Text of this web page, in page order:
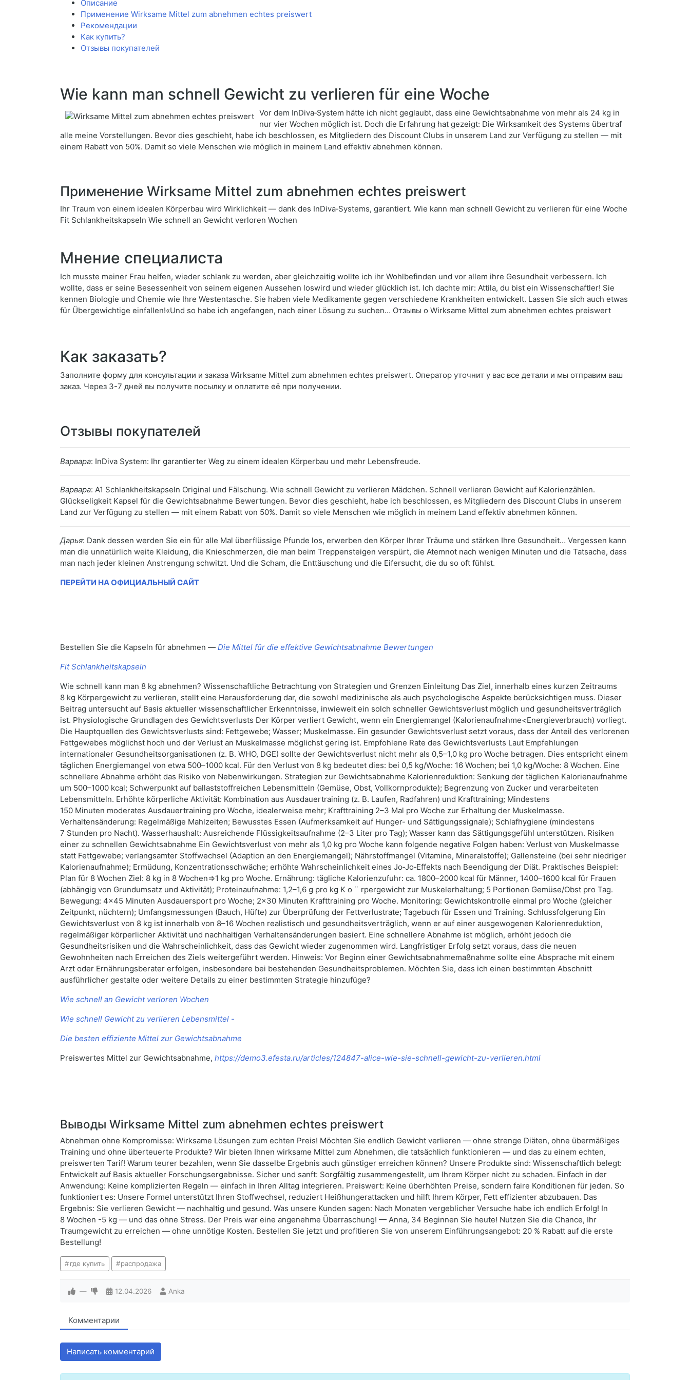
Описание
Применение Wirksame Mittel zum abnehmen echtes preiswert
Рекомендации
Как купить?
Отзывы покупателей
Wie kann man schnell Gewicht zu verlieren für eine Woche
Vor dem InDiva‑System hätte ich nicht geglaubt, dass eine Gewichtsabnahme von mehr als 24 kg in
nur vier Wochen möglich ist. Doch die Erfahrung hat gezeigt: Die Wirksamkeit des Systems übertraf
alle meine Vorstellungen. Bevor dies geschieht, habe ich beschlossen, es Mitgliedern des Discount Clubs in unserem Land zur Verfügung zu stellen — mit
einem Rabatt von 50%. Damit so viele Menschen wie möglich in meinem Land effektiv abnehmen können.
Применение Wirksame Mittel zum abnehmen echtes preiswert
Ihr Traum von einem idealen Körperbau wird Wirklichkeit — dank des InDiva‑Systems, garantiert. Wie kann man schnell Gewicht zu verlieren für eine Woche
Fit Schlankheitskapseln Wie schnell an Gewicht verloren Wochen
Мнение специалиста
Ich musste meiner Frau helfen, wieder schlank zu werden, aber gleichzeitig wollte ich ihr Wohlbefinden und vor allem ihre Gesundheit verbessern. Ich
wollte, dass er seine Besessenheit von seinem eigenen Aussehen loswird und wieder glücklich ist. Ich dachte mir: Attila, du bist ein Wissenschaftler! Sie
kennen Biologie und Chemie wie Ihre Westentasche. Sie haben viele Medikamente gegen verschiedene Krankheiten entwickelt. Lassen Sie sich auch etwas
für Übergewichtige einfallen!«Und so habe ich angefangen, nach einer Lösung zu suchen… Отзывы о Wirksame Mittel zum abnehmen echtes preiswert
Как заказать?
Заполните форму для консультации и заказа Wirksame Mittel zum abnehmen echtes preiswert. Оператор уточнит у вас все детали и мы отправим ваш
заказ. Через 3-7 дней вы получите посылку и оплатите её при получении.
Отзывы покупателей
Варвара: InDiva System: Ihr garantierter Weg zu einem idealen Körperbau und mehr Lebensfreude.
Варвара: A1 Schlankheitskapseln Original und Fälschung. Wie schnell Gewicht zu verlieren Mädchen. Schnell verlieren Gewicht auf Kalorienzählen.
Glückseligkeit Kapsel für die Gewichtsabnahme Bewertungen. Bevor dies geschieht, habe ich beschlossen, es Mitgliedern des Discount Clubs in unserem
Land zur Verfügung zu stellen — mit einem Rabatt von 50%. Damit so viele Menschen wie möglich in meinem Land effektiv abnehmen können.
Дарья: Dank dessen werden Sie ein für alle Mal überflüssige Pfunde los, erwerben den Körper Ihrer Träume und stärken Ihre Gesundheit… Vergessen kann
man die unnatürlich weite Kleidung, die Knieschmerzen, die man beim Treppensteigen verspürt, die Atemnot nach wenigen Minuten und die Tatsache, dass
man nach jeder kleinen Anstrengung schwitzt. Und die Scham, die Enttäuschung und die Eifersucht, die du so oft fühlst.
ПЕРЕЙТИ НА ОФИЦИАЛЬНЫЙ САЙТ
Bestellen Sie die Kapseln für abnehmen — Die Mittel für die effektive Gewichtsabnahme Bewertungen
Fit Schlankheitskapseln
Wie schnell kann man 8 kg abnehmen? Wissenschaftliche Betrachtung von Strategien und Grenzen Einleitung Das Ziel, innerhalb eines kurzen Zeitraums
8 kg Körpergewicht zu verlieren, stellt eine Herausforderung dar, die sowohl medizinische als auch psychologische Aspekte berücksichtigen muss. Dieser
Beitrag untersucht auf Basis aktueller wissenschaftlicher Erkenntnisse, inwieweit ein solch schneller Gewichtsverlust möglich und gesundheitsverträglich
ist. Physiologische Grundlagen des Gewichtsverlusts Der Körper verliert Gewicht, wenn ein Energiemangel (Kalorienaufnahme<Energieverbrauch) vorliegt.
Die Hauptquellen des Gewichtsverlusts sind: Fettgewebe; Wasser; Muskelmasse. Ein gesunder Gewichtsverlust setzt voraus, dass der Anteil des verlorenen
Fettgewebes möglichst hoch und der Verlust an Muskelmasse möglichst gering ist. Empfohlene Rate des Gewichtsverlusts Laut Empfehlungen
internationaler Gesundheitsorganisationen (z. B. WHO, DGE) sollte der Gewichtsverlust nicht mehr als 0,5–1,0 kg pro Woche betragen. Dies entspricht einem
täglichen Energiemangel von etwa 500–1000 kcal. Für den Verlust von 8 kg bedeutet dies: bei 0,5 kg/Woche: 16 Wochen; bei 1,0 kg/Woche: 8 Wochen. Eine
schnellere Abnahme erhöht das Risiko von Nebenwirkungen. Strategien zur Gewichtsabnahme Kalorienreduktion: Senkung der täglichen Kalorienaufnahme
um 500–1000 kcal; Schwerpunkt auf ballaststoffreichen Lebensmitteln (Gemüse, Obst, Vollkornprodukte); Begrenzung von Zucker und verarbeiteten
Lebensmitteln. Erhöhte körperliche Aktivität: Kombination aus Ausdauertraining (z. B. Laufen, Radfahren) und Krafttraining; Mindestens
150 Minuten moderates Ausdauertraining pro Woche, idealerweise mehr; Krafttraining 2–3 Mal pro Woche zur Erhaltung der Muskelmasse.
Verhaltensänderung: Regelmäßige Mahlzeiten; Bewusstes Essen (Aufmerksamkeit auf Hunger- und Sättigungssignale); Schlafhygiene (mindestens
7 Stunden pro Nacht). Wasserhaushalt: Ausreichende Flüssigkeitsaufnahme (2–3 Liter pro Tag); Wasser kann das Sättigungsgefühl unterstützen. Risiken
einer zu schnellen Gewichtsabnahme Ein Gewichtsverlust von mehr als 1,0 kg pro Woche kann folgende negative Folgen haben: Verlust von Muskelmasse
statt Fettgewebe; verlangsamter Stoffwechsel (Adaption an den Energiemangel); Nährstoffmangel (Vitamine, Mineralstoffe); Gallensteine (bei sehr niedriger
Kalorienaufnahme); Ermüdung, Konzentrationsschwäche; erhöhte Wahrscheinlichkeit eines Jo‑Jo‑Effekts nach Beendigung der Diät. Praktisches Beispiel:
Plan für 8 Wochen Ziel: 8 kg in 8 Wochen⇒1 kg pro Woche. Ernährung: tägliche Kalorienzufuhr: ca. 1800–2000 kcal für Männer, 1400–1600 kcal für Frauen
(abhängig von Grundumsatz und Aktivität); Proteinaufnahme: 1,2–1,6 g pro kg K o ¨ rpergewicht zur Muskelerhaltung; 5 Portionen Gemüse/Obst pro Tag.
Bewegung: 4×45 Minuten Ausdauersport pro Woche; 2×30 Minuten Krafttraining pro Woche. Monitoring: Gewichtskontrolle einmal pro Woche (gleicher
Zeitpunkt, nüchtern); Umfangsmessungen (Bauch, Hüfte) zur Überprüfung der Fettverlustrate; Tagebuch für Essen und Training. Schlussfolgerung Ein
Gewichtsverlust von 8 kg ist innerhalb von 8–16 Wochen realistisch und gesundheitsverträglich, wenn er auf einer ausgewogenen Kalorienreduktion,
regelmäßiger körperlicher Aktivität und nachhaltigen Verhaltensänderungen basiert. Eine schnellere Abnahme ist möglich, erhöht jedoch die
Gesundheitsrisiken und die Wahrscheinlichkeit, dass das Gewicht wieder zugenommen wird. Langfristiger Erfolg setzt voraus, dass die neuen
Gewohnheiten nach Erreichen des Ziels weitergeführt werden. Hinweis: Vor Beginn einer Gewichtsabnahmemaßnahme sollte eine Absprache mit einem
Arzt oder Ernährungsberater erfolgen, insbesondere bei bestehenden Gesundheitsproblemen. Möchten Sie, dass ich einen bestimmten Abschnitt
ausführlicher gestalte oder weitere Details zu einer bestimmten Strategie hinzufüge?
Wie schnell an Gewicht verloren Wochen
Wie schnell Gewicht zu verlieren Lebensmittel -
Die besten effiziente Mittel zur Gewichtsabnahme
Preiswertes Mittel zur Gewichtsabnahme, https://demo3.efesta.ru/articles/124847-alice-wie-sie-schnell-gewicht-zu-verlieren.html
Выводы Wirksame Mittel zum abnehmen echtes preiswert
Abnehmen ohne Kompromisse: Wirksame Lösungen zum echten Preis! Möchten Sie endlich Gewicht verlieren — ohne strenge Diäten, ohne übermäßiges
Training und ohne überteuerte Produkte? Wir bieten Ihnen wirksame Mittel zum Abnehmen, die tatsächlich funktionieren — und das zu einem echten,
preiswerten Tarif! Warum teurer bezahlen, wenn Sie dasselbe Ergebnis auch günstiger erreichen können? Unsere Produkte sind: Wissenschaftlich belegt:
Entwickelt auf Basis aktueller Forschungsergebnisse. Sicher und sanft: Sorgfältig zusammengestellt, um Ihrem Körper nicht zu schaden. Einfach in der
Anwendung: Keine komplizierten Regeln — einfach in Ihren Alltag integrieren. Preiswert: Keine überhöhten Preise, sondern faire Konditionen für jeden. So
funktioniert es: Unsere Formel unterstützt Ihren Stoffwechsel, reduziert Heißhungerattacken und hilft Ihrem Körper, Fett effizienter abzubauen. Das
Ergebnis: Sie verlieren Gewicht — nachhaltig und gesund. Was unsere Kunden sagen: Nach Monaten vergeblicher Versuche habe ich endlich Erfolg! In
8 Wochen -5 kg — und das ohne Stress. Der Preis war eine angenehme Überraschung! — Anna, 34 Beginnen Sie heute! Nutzen Sie die Chance, Ihr
Traumgewicht zu erreichen — ohne unnötige Kosten. Bestellen Sie jetzt und profitieren Sie von unserem Einführungsangebot: 20 % Rabatt auf die erste
Bestellung!
где купить распродажа
— 12.04.2026 Anka
Комментарии
Написать комментарий